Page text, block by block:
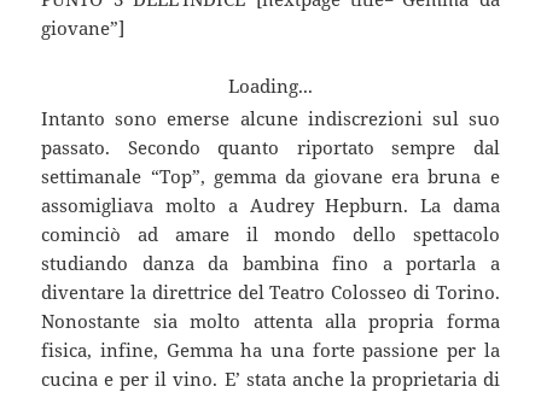
giovane”]
Loading...
Intanto sono emerse alcune indiscrezioni sul suo
passato. Secondo quanto riportato sempre dal
settimanale “Top”, gemma da giovane era bruna e
assomigliava molto a Audrey Hepburn. La dama
cominciò ad amare il mondo dello spettacolo
studiando danza da bambina fino a portarla a
diventare la direttrice del Teatro Colosseo di Torino.
Nonostante sia molto attenta alla propria forma
fisica, infine, Gemma ha una forte passione per la
cucina e per il vino. E’ stata anche la proprietaria di